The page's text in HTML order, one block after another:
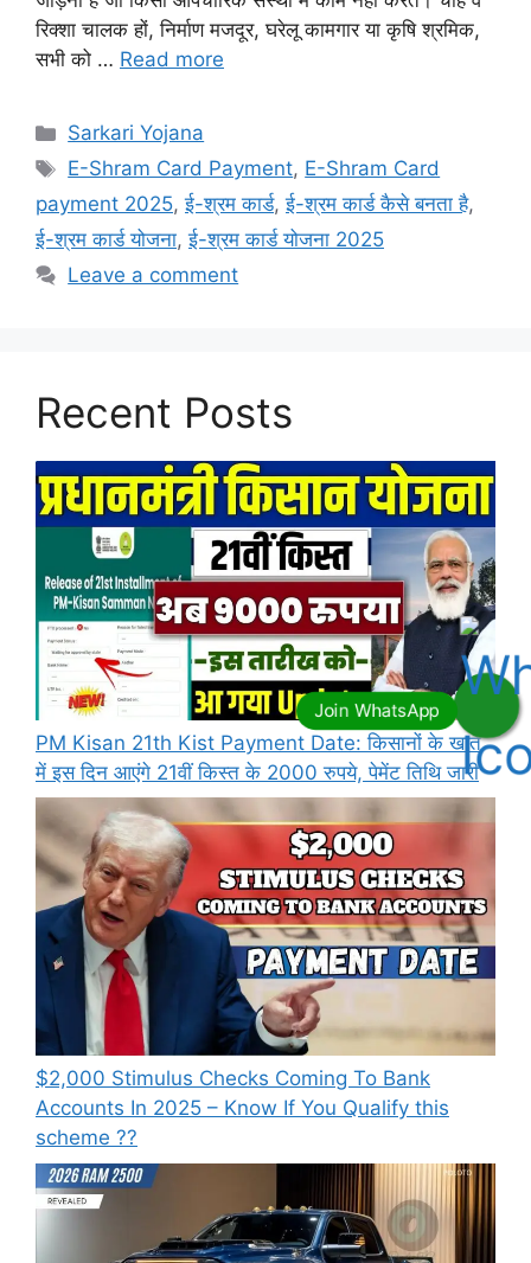
रिक्शा चालक हों, निर्माण मजदूर, घरेलू कामगार या कृषि श्रमिक,
सभी को … Read more
Categories
Sarkari Yojana
Tags
E-Shram Card Payment, E-Shram Card
payment 2025,ई-श्रम कार्ड,ई-श्रम कार्ड कैसे बनता है,
ई-श्रम कार्ड योजना,ई-श्रम कार्ड योजना 2025
Leave a comment
Recent Posts
PM Kisan 21th Kist Payment Date: किसानों के खाते
में इस दिन आएंगे 21वीं किस्त के 2000 रुपये, पेमेंट तिथि जारी
⁠$2,000 Stimulus Checks Coming To Bank
Accounts In 2025 – Know If You Qualify this
scheme ??